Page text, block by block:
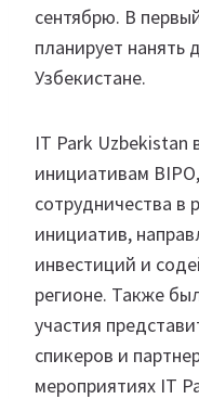
сентябрю. В
планирует нанять
Узбекистане.
IT Park
инициативам
сотрудничества в
инициатив,
инвестиций и
регионе. Также
участия
спикеров и
мероприятиях IT